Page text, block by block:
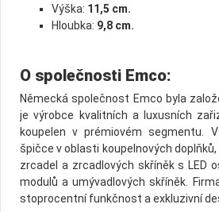
Výška: 11,5 cm.
Hloubka: 9,8 cm.
O společnosti Emco:
Německá společnost Emco byla
je výrobce kvalitních a luxusních
koupelen v prémiovém segmentu.
špičce v oblasti koupelnových
zrcadel a zrcadlových skříněk s LED
modulů a umývadlových skříněk.
stoprocentní funkčnost a exkluzivní